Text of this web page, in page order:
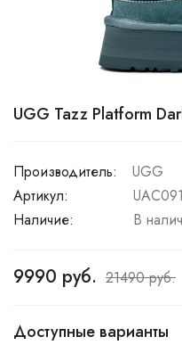
UGG Tazz Platform
Производитель:
UGG
Артикул:
Наличие:
В
9990 руб. 21490 руб.
Доступные варианты